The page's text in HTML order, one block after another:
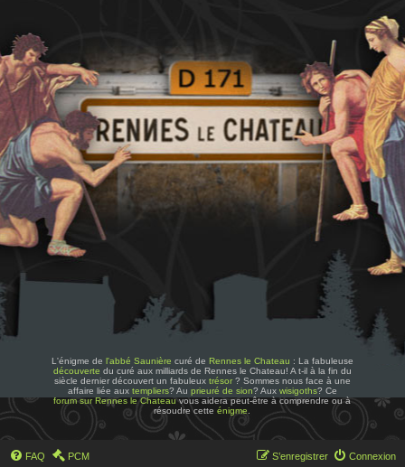
L'énigme de l'abbé Saunière curé de Rennes le Chateau : La fabuleuse
découverte du curé aux milliards de Rennes le Chateau! A t-il à la fin du
siècle dernier découvert un fabuleux trésor? Sommes nous face à une
affaire liée aux templiers? Au prieuré de sion? Aux wisigoths? Ce
forum sur Rennes le Chateauvous aidera peut-être à comprendre ou à
résoudre cetteénigme
FAQ PCM Connexion
S’enregistrer